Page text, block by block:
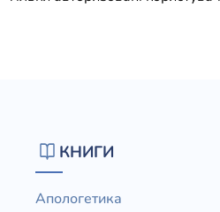
КНИГИ
Апологетика